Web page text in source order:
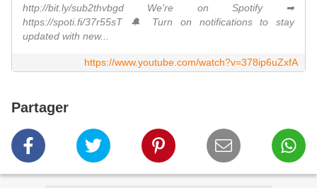
http://bit.ly/sub2thvbgd We're on Spotify ➡
https://spoti.fi/37r55sT 🔔 Turn on notifications to stay
updated with new...
https://www.youtube.com/watch?v=378ip6uZxfA
Partager